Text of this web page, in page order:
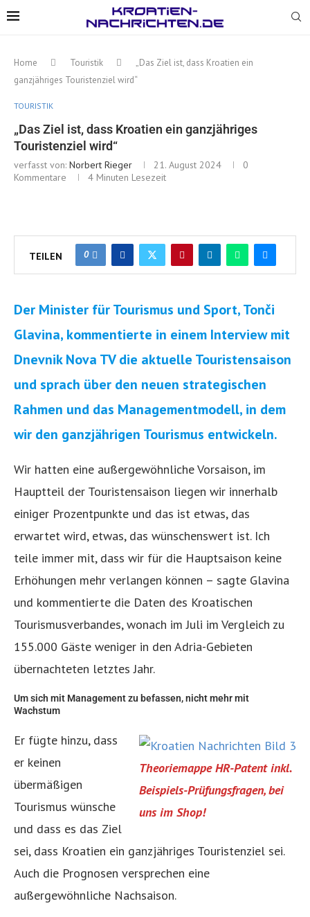
Home Touristik
„Das Ziel ist, dass Kroatien ein
ganzjähriges Touristenziel wird“
TOURISTIK
„Das Ziel ist, dass Kroatien ein ganzjähriges
Touristenziel wird“
verfasst von: Norbert Rieger 21. August 2024
0
Kommentare
4 Minuten Lesezeit
TEILEN 0
Der Minister für Tourismus und Sport, Tonči
Glavina, kommentierte in einem Interview mit
Dnevnik Nova TV die aktuelle Touristensaison
und sprach über den neuen strategischen
Rahmen und das Managementmodell, in dem
wir den ganzjährigen Tourismus entwickeln.
Wir hatten eine außergewöhnliche Vorsaison, im
Hauptteil der Touristensaison liegen wir innerhalb
einiger Prozentpunkte und das ist etwas, das
erwartet wird, etwas, das wünschenswert ist. Ich
teile immer mit, dass wir für die Hauptsaison keine
Erhöhungen mehr verlangen können – sagte Glavina
und kommentierte die Daten des Kroatischen
Tourismusverbandes, wonach im Juli im Vergleich zu
155.000 Gäste weniger in den Adria-Gebieten
übernachteten letztes Jahr.
Um sich mit Management zu befassen, nicht mehr mit
Wachstum
Theoriemappe HR-Patent inkl.
Beispiels-Prüfungsfragen, bei
uns im Shop!
Er fügte hinzu, dass
er keinen
übermäßigen
Tourismus wünsche
und dass es das Ziel
sei, dass Kroatien ein ganzjähriges Touristenziel sei.
Auch die Prognosen versprechen eine
außergewöhnliche Nachsaison.